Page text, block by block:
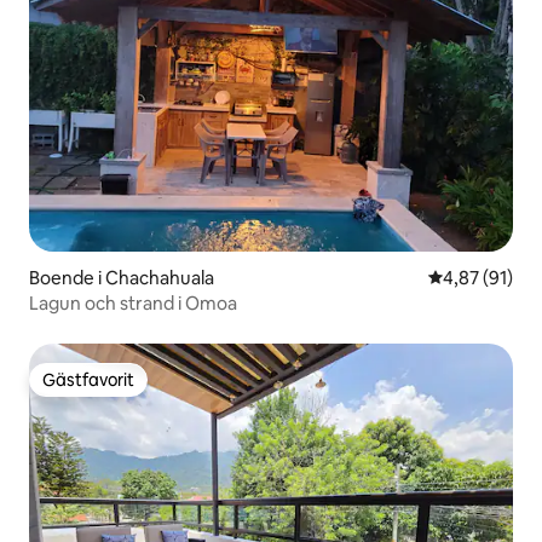
Boende i Chachahuala 4,87 av 5 i
4,87 (91)
Lagun och strand i Omoa
Gästfavorit
Gästfavorit